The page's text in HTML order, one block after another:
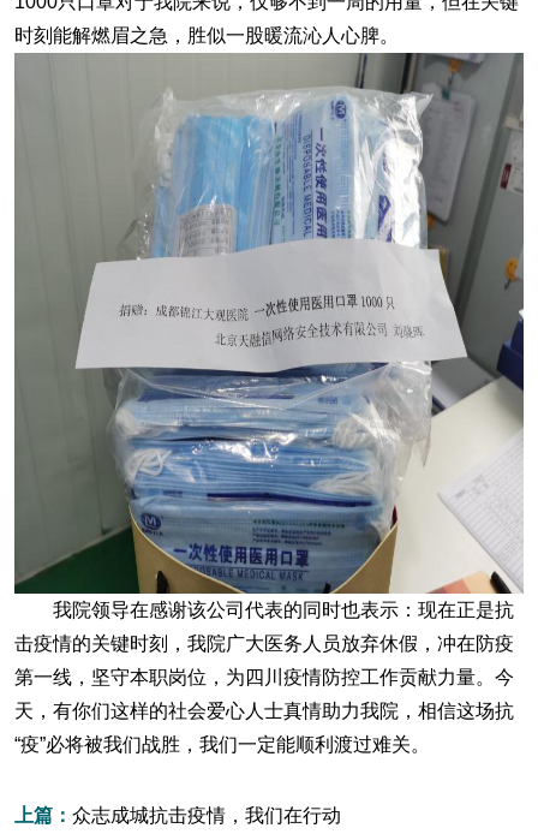
时刻能解燃眉之急，胜似一股暖流沁人心脾。
我院领导在感谢该公司代表的同时也表示：现在正是抗
击疫情的关键时刻，我院广大医务人员放弃休假，冲在防疫
第一线，坚守本职岗位，为四川疫情防控工作贡献力量。今
天，有你们这样的社会爱心人士真情助力我院，相信这场抗
“疫”必将被我们战胜，我们一定能顺利渡过难关。
上篇： 众志成城抗击疫情，我们在行动